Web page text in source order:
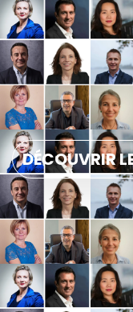
DÉCOUVRIR